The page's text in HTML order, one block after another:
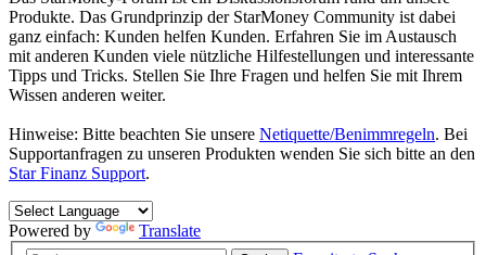
Produkte. Das Grundprinzip der StarMoney Community ist dabei
ganz einfach: Kunden helfen Kunden. Erfahren Sie im Austausch
mit anderen Kunden viele nützliche Hilfestellungen und interessante
Tipps und Tricks. Stellen Sie Ihre Fragen und helfen Sie mit Ihrem
Wissen anderen weiter.
Hinweise: Bitte beachten Sie unsere Netiquette/Benimmregeln. Bei
Supportanfragen zu unseren Produkten wenden Sie sich bitte an den
Star Finanz Support.
Powered by Translate